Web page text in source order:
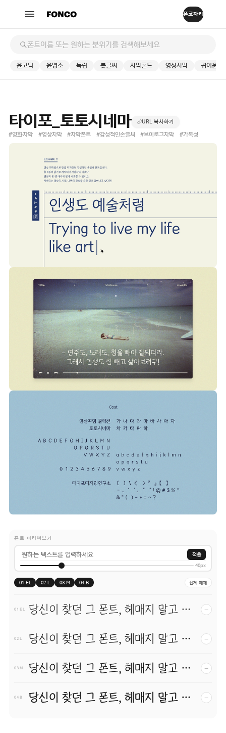
윤고딕 윤명조 독립 붓글씨 자막폰트 영상자막 귀여운
타이포_토토시네마 URL 복사하기
#영화자막 #영상자막 #자막폰트 #감성적인손글씨 #브이로그자막 #가독성
폰트 미리써보기
적용
40px
01 EL 02 L 03 M 04 B 전체 해제
01 EL 당신이 찾던 그 폰트, 헤매지 말고 바로 폰코! −
02 L 당신이 찾던 그 폰트, 헤매지 말고 바로 폰코! −
03 M 당신이 찾던 그 폰트, 헤매지 말고 바로 폰코! −
04 B 당신이 찾던 그 폰트, 헤매지 말고 바로 폰코! −